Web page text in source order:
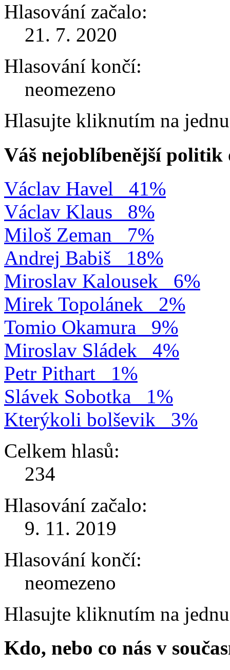
Hlasování začalo:
21. 7. 2020
Hlasování končí:
neomezeno
Hlasujte kliknutím na
Váš nejoblíbenější politik
Václav Havel
41%
Václav Klaus
8%
Miloš Zeman
7%
Andrej Babiš
18%
Miroslav Kalousek
6%
Mirek Topolánek
2%
Tomio Okamura
9%
Miroslav Sládek
4%
Petr Pithart
1%
Slávek Sobotka
1%
Kterýkoli bolševik
3%
Celkem hlasů:
234
Hlasování začalo:
9. 11. 2019
Hlasování končí:
neomezeno
Hlasujte kliknutím na
Kdo, nebo co nás v